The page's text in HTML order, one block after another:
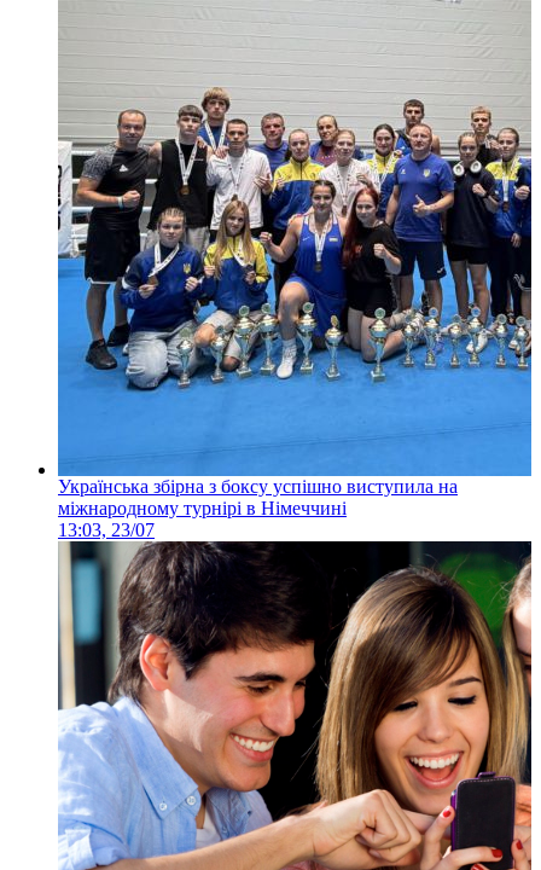
Українська збірна з боксу успішно виступила на
міжнародному турнірі в Німеччині
13:03, 23/07